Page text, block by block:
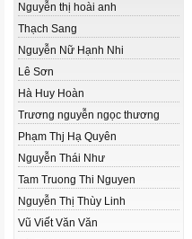
Nguyễn thị hoài anh
Thạch Sang
Nguyễn Nữ Hạnh Nhi
Lê Sơn
Hà Huy Hoàn
Trương nguyễn ngọc thương
Phạm Thj Hạ Quyên
Nguyễn Thái Như
Tam Truong Thi Nguyen
Nguyễn Thị Thùy Linh
Vũ Viết Văn Văn